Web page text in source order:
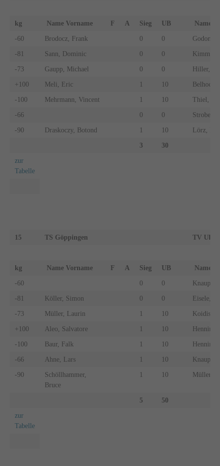
kg Name Vorname F A Sieg UB Name
-60 Brodocz, Frank 0 0 Godon,
-81 Sann, Dominic 0 0 Kimmel,
-73 Gaupp, Michael 0 0 Hiller,
+100 Meli, Eric 1 10
-100 Mehrmann, Vincent 1 10 Thiel,
-66 0 0 Strobel,
-90 Draskoczy, Botond 1 10 Lörz,
3 30
zur
Tabelle
15 TS Göppingen TV
kg Name Vorname F A Sieg UB Name
-60 0 0 Knaupp,
-81 Köller, Simon 0 0 Eisele,
-73 Müller, Laurin 1 10 Koidis,
+100 Aleo, Salvatore 1 10 Henning,
-100 Baur, Falk 1 10 Henning,
-66 Ahne, Lars 1 10 Knaupp,
-90
Schöllhammer,
Bruce
1 10 Müller,
5 50
zur
Tabelle